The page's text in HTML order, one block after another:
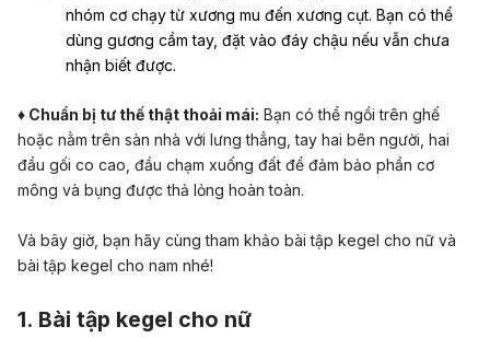
nhóm cơ chạy từ xương mu đến xương cụt. Bạn có thể
dùng gương cầm tay, đặt vào đáy chậu nếu vẫn chưa
nhận biết được.
♦ Chuẩn bị tư thế thật thoải mái: Bạn có thể ngồi trên ghế
hoặc nằm trên sàn nhà với lưng thẳng, tay hai bên người, hai
đầu gối co cao, đầu chạm xuống đất để đảm bảo phần cơ
mông và bụng được thả lỏng hoàn toàn.
Và bây giờ, bạn hãy cùng tham khảo bài tập kegel cho nữ và
bài tập kegel cho nam nhé!
1. Bài tập kegel cho nữ